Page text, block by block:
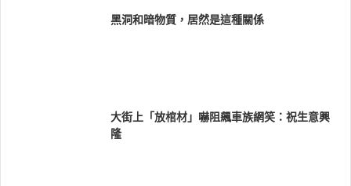
黑洞和暗物質，居然是這種關係
大街上「放棺材」嚇阻飆車族網笑：祝生意興
隆